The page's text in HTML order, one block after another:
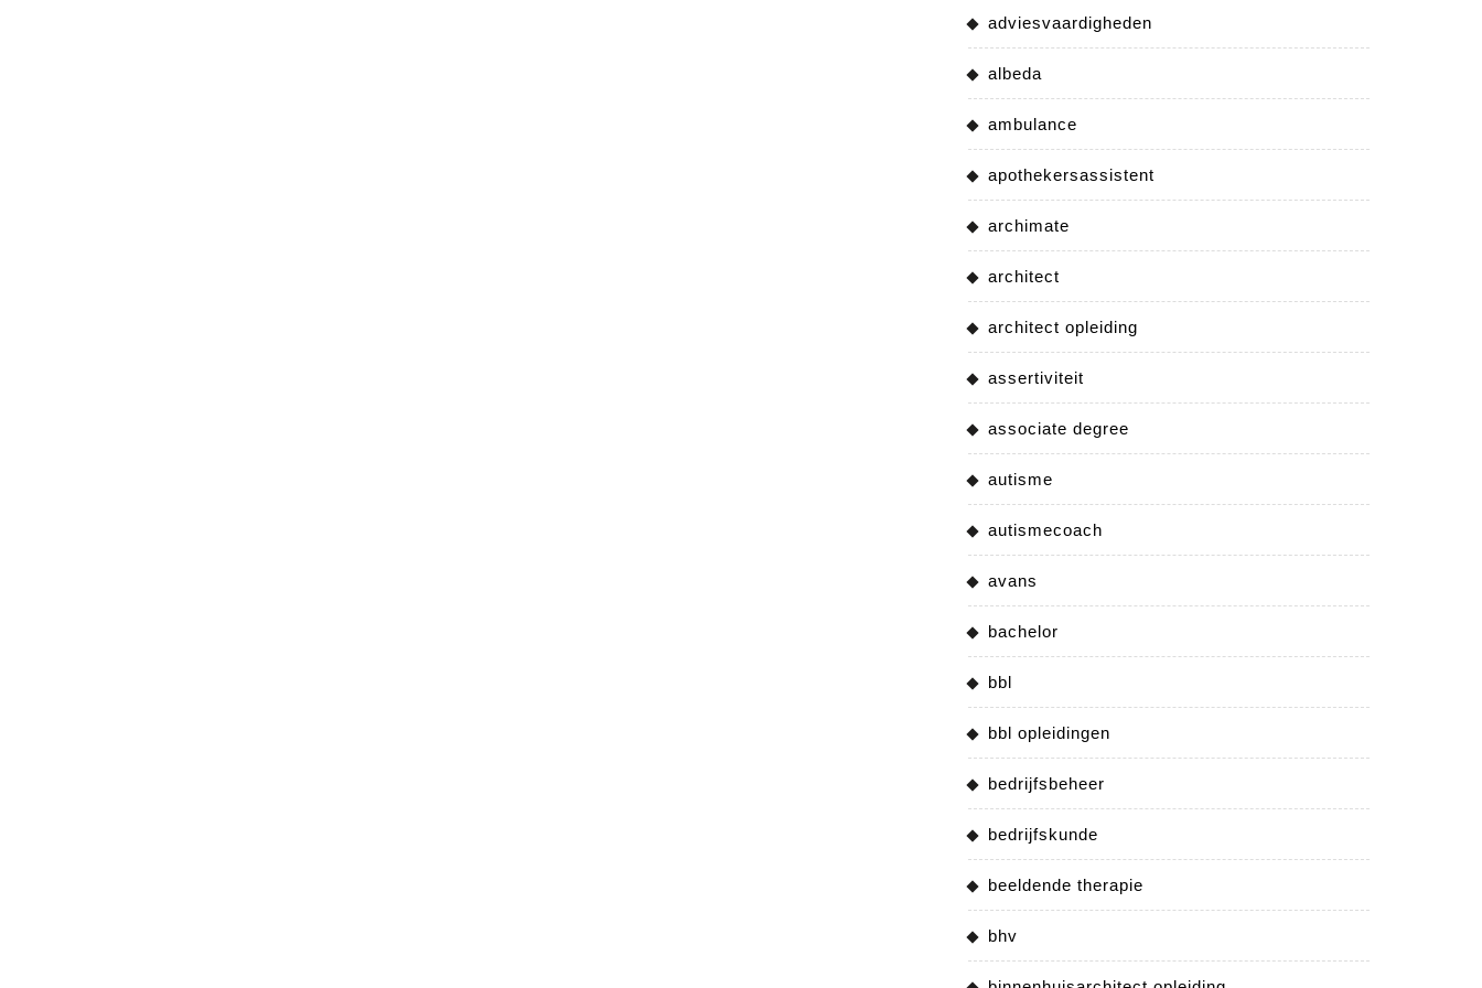
adviesvaardigheden
albeda
ambulance
apothekersassistent
archimate
architect
architect opleiding
assertiviteit
associate degree
autisme
autismecoach
avans
bachelor
bbl
bbl opleidingen
bedrijfsbeheer
bedrijfskunde
beeldende therapie
bhv